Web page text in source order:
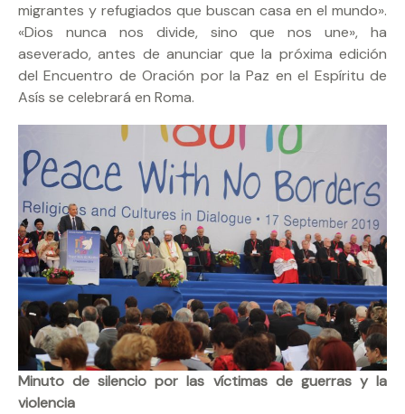
migrantes y refugiados que buscan casa en el mundo».
«Dios nunca nos divide, sino que nos une», ha
aseverado, antes de anunciar que la próxima edición
del Encuentro de Oración por la Paz en el Espíritu de
Asís se celebrará en Roma.
Minuto de silencio por las víctimas de guerras y la
violencia